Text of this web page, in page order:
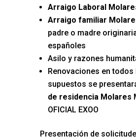
Arraigo Laboral
Arraigo familiar
padre o madre
españoles
Asilo y razones
Renovaciones en todos
supuestos se
de residencia Molares
OFICIAL EXOO
Presentación de